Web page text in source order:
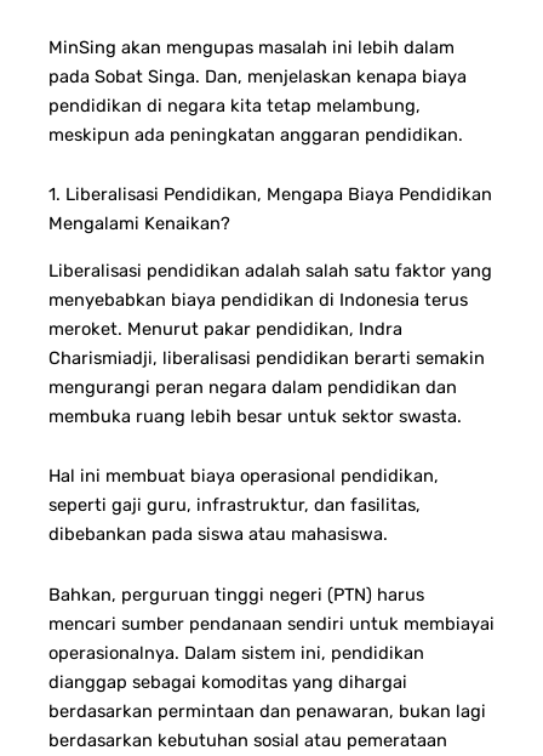
MinSing akan mengupas masalah ini lebih dalam
pada Sobat Singa. Dan, menjelaskan kenapa biaya
pendidikan di negara kita tetap melambung,
meskipun ada peningkatan anggaran pendidikan.
1. Liberalisasi Pendidikan, Mengapa Biaya Pendidikan
Mengalami Kenaikan?
Liberalisasi pendidikan adalah salah satu faktor yang
menyebabkan biaya pendidikan di Indonesia terus
meroket. Menurut pakar pendidikan, Indra
Charismiadji, liberalisasi pendidikan berarti semakin
mengurangi peran negara dalam pendidikan dan
membuka ruang lebih besar untuk sektor swasta.
Hal ini membuat biaya operasional pendidikan,
seperti gaji guru, infrastruktur, dan fasilitas,
dibebankan pada siswa atau mahasiswa.
Bahkan, perguruan tinggi negeri (PTN) harus
mencari sumber pendanaan sendiri untuk membiayai
operasionalnya. Dalam sistem ini, pendidikan
dianggap sebagai komoditas yang dihargai
berdasarkan permintaan dan penawaran, bukan lagi
berdasarkan kebutuhan sosial atau pemerataan